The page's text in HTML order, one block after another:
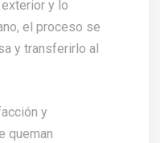
y lo
el proceso se
y transferirlo al
y
queman